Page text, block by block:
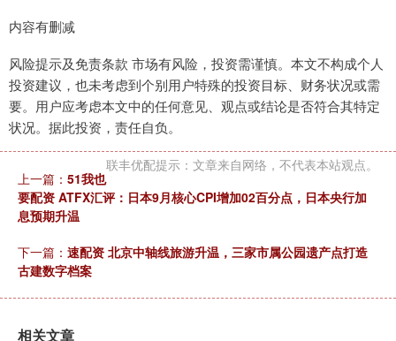
内容有删减
风险提示及免责条款 市场有风险，投资需谨慎。本文不构成个人
投资建议，也未考虑到个别用户特殊的投资目标、财务状况或需
要。用户应考虑本文中的任何意见、观点或结论是否符合其特定
状况。据此投资，责任自负。
联丰优配提示：文章来自网络，不代表本站观点。
上一篇： 51我也
要配资 ATFX汇评：日本9月核心CPI增加02百分点，日本央行加
息预期升温
下一篇： 速配资 北京中轴线旅游升温，三家市属公园遗产点打造
古建数字档案
相关文章